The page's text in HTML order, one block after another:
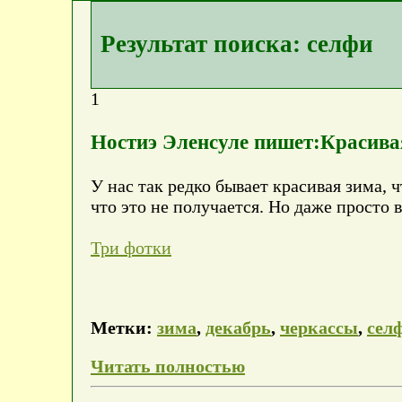
Результат поиска: селфи
1
Ностиэ Эленсуле
У нас так редко бывает красивая
что это не получается. Но даже просто
Три фотки
Метки: зима, декабрь, черкассы,
Читать полностью